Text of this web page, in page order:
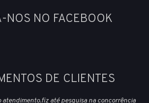
NOS NO FACEBOOK
DE CLIENTES
atendimento.fiz até pesquisa na concorrência